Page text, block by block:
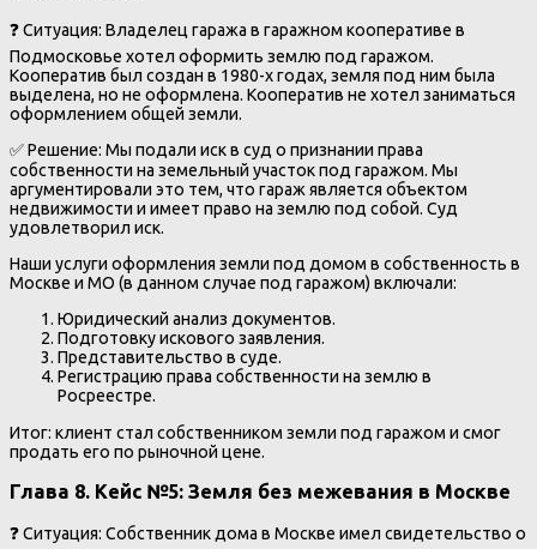
❓ Ситуация: Владелец гаража в гаражном кооперативе в
Подмосковье хотел оформить землю под гаражом.
Кооператив был создан в 1980-х годах, земля под ним была
выделена, но не оформлена. Кооператив не хотел заниматься
оформлением общей земли.
✅ Решение: Мы подали иск в суд о признании права
собственности на земельный участок под гаражом. Мы
аргументировали это тем, что гараж является объектом
недвижимости и имеет право на землю под собой. Суд
удовлетворил иск.
Наши услуги оформления земли под домом в собственность в
Москве и МО (в данном случае под гаражом) включали:
Юридический анализ документов.
Подготовку искового заявления.
Представительство в суде.
Регистрацию права собственности на землю в
Росреестре.
Итог: клиент стал собственником земли под гаражом и смог
продать его по рыночной цене.
Глава 8. Кейс №5: Земля без межевания в Москве
❓ Ситуация: Собственник дома в Москве имел свидетельство о